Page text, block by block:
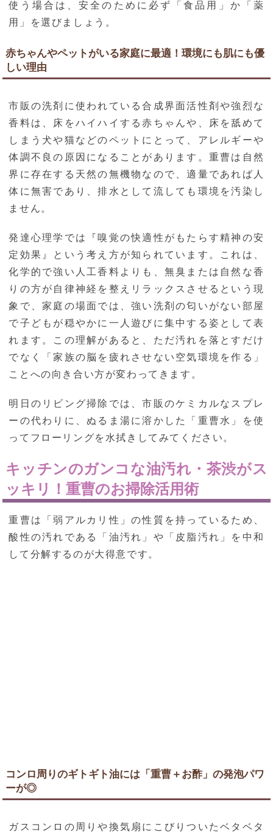
使う場合は、安全のために必ず「食品用」か「薬
用」を選びましょう。
赤ちゃんやペットがいる家庭に最適！環境にも肌にも優
しい理由
市販の洗剤に使われている合成界面活性剤や強烈な
香料は、床をハイハイする赤ちゃんや、床を舐めて
しまう犬や猫などのペットにとって、アレルギーや
体調不良の原因になることがあります。重曹は自然
界に存在する天然の無機物なので、適量であれば人
体に無害であり、排水として流しても環境を汚染し
ません。
発達心理学では『嗅覚の快適性がもたらす精神の安
定効果』という考え方が知られています。これは、
化学的で強い人工香料よりも、無臭または自然な香
りの方が自律神経を整えリラックスさせるという現
象で、家庭の場面では、強い洗剤の匂いがない部屋
で子どもが穏やかに一人遊びに集中する姿として表
れます。この理解があると、ただ汚れを落とすだけ
でなく「家族の脳を疲れさせない空気環境を作る」
ことへの向き合い方が変わってきます。
明日のリビング掃除では、市販のケミカルなスプレ
ーの代わりに、ぬるま湯に溶かした「重曹水」を使
ってフローリングを水拭きしてみてください。
キッチンのガンコな油汚れ・茶渋がス
ッキリ！重曹のお掃除活用術
重曹は「弱アルカリ性」の性質を持っているため、
酸性の汚れである「油汚れ」や「皮脂汚れ」を中和
して分解するのが大得意です。
コンロ周りのギトギト油には「重曹＋お酢」の発泡パワ
ーが◎
ガスコンロの周りや換気扇にこびりついたベタベタ